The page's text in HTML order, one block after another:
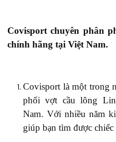
Covisport chuyên phân
chính hãng tại Việt Nam.
Covisport là một trong
phối vợt cầu lông
Nam. Với nhiều năm
giúp bạn tìm được